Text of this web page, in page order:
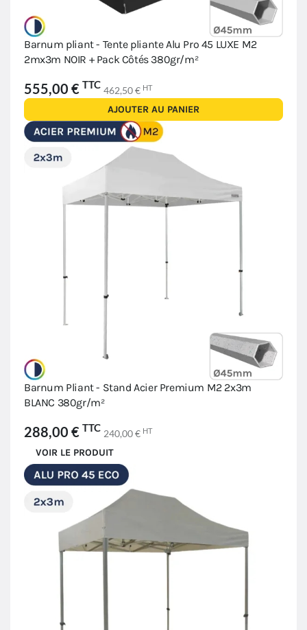
Barnum pliant - Tente pliante Alu Pro 45 LUXE M2
2mx3m NOIR + Pack Côtés 380gr/m²
555,00 € TTC 462,50 € HT
AJOUTER AU PANIER
Barnum Pliant - Stand Acier Premium M2 2x3m
BLANC 380gr/m²
288,00 € TTC 240,00 € HT
VOIR LE PRODUIT